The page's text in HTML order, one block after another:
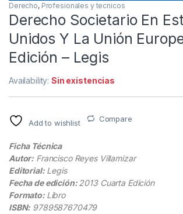
Derecho, Profesionales y tecnicos
Derecho Societario En
Unidos Y La Unión
Edición – Legis
Availability:Sin existencias
Add to wishlist Compare
Ficha Técnica
Autor: Francisco Reyes Villamizar
Editorial:Legis
Fecha de edición: 2013 Cuarta Edición
Formato: Libro
ISBN: 9789587670479